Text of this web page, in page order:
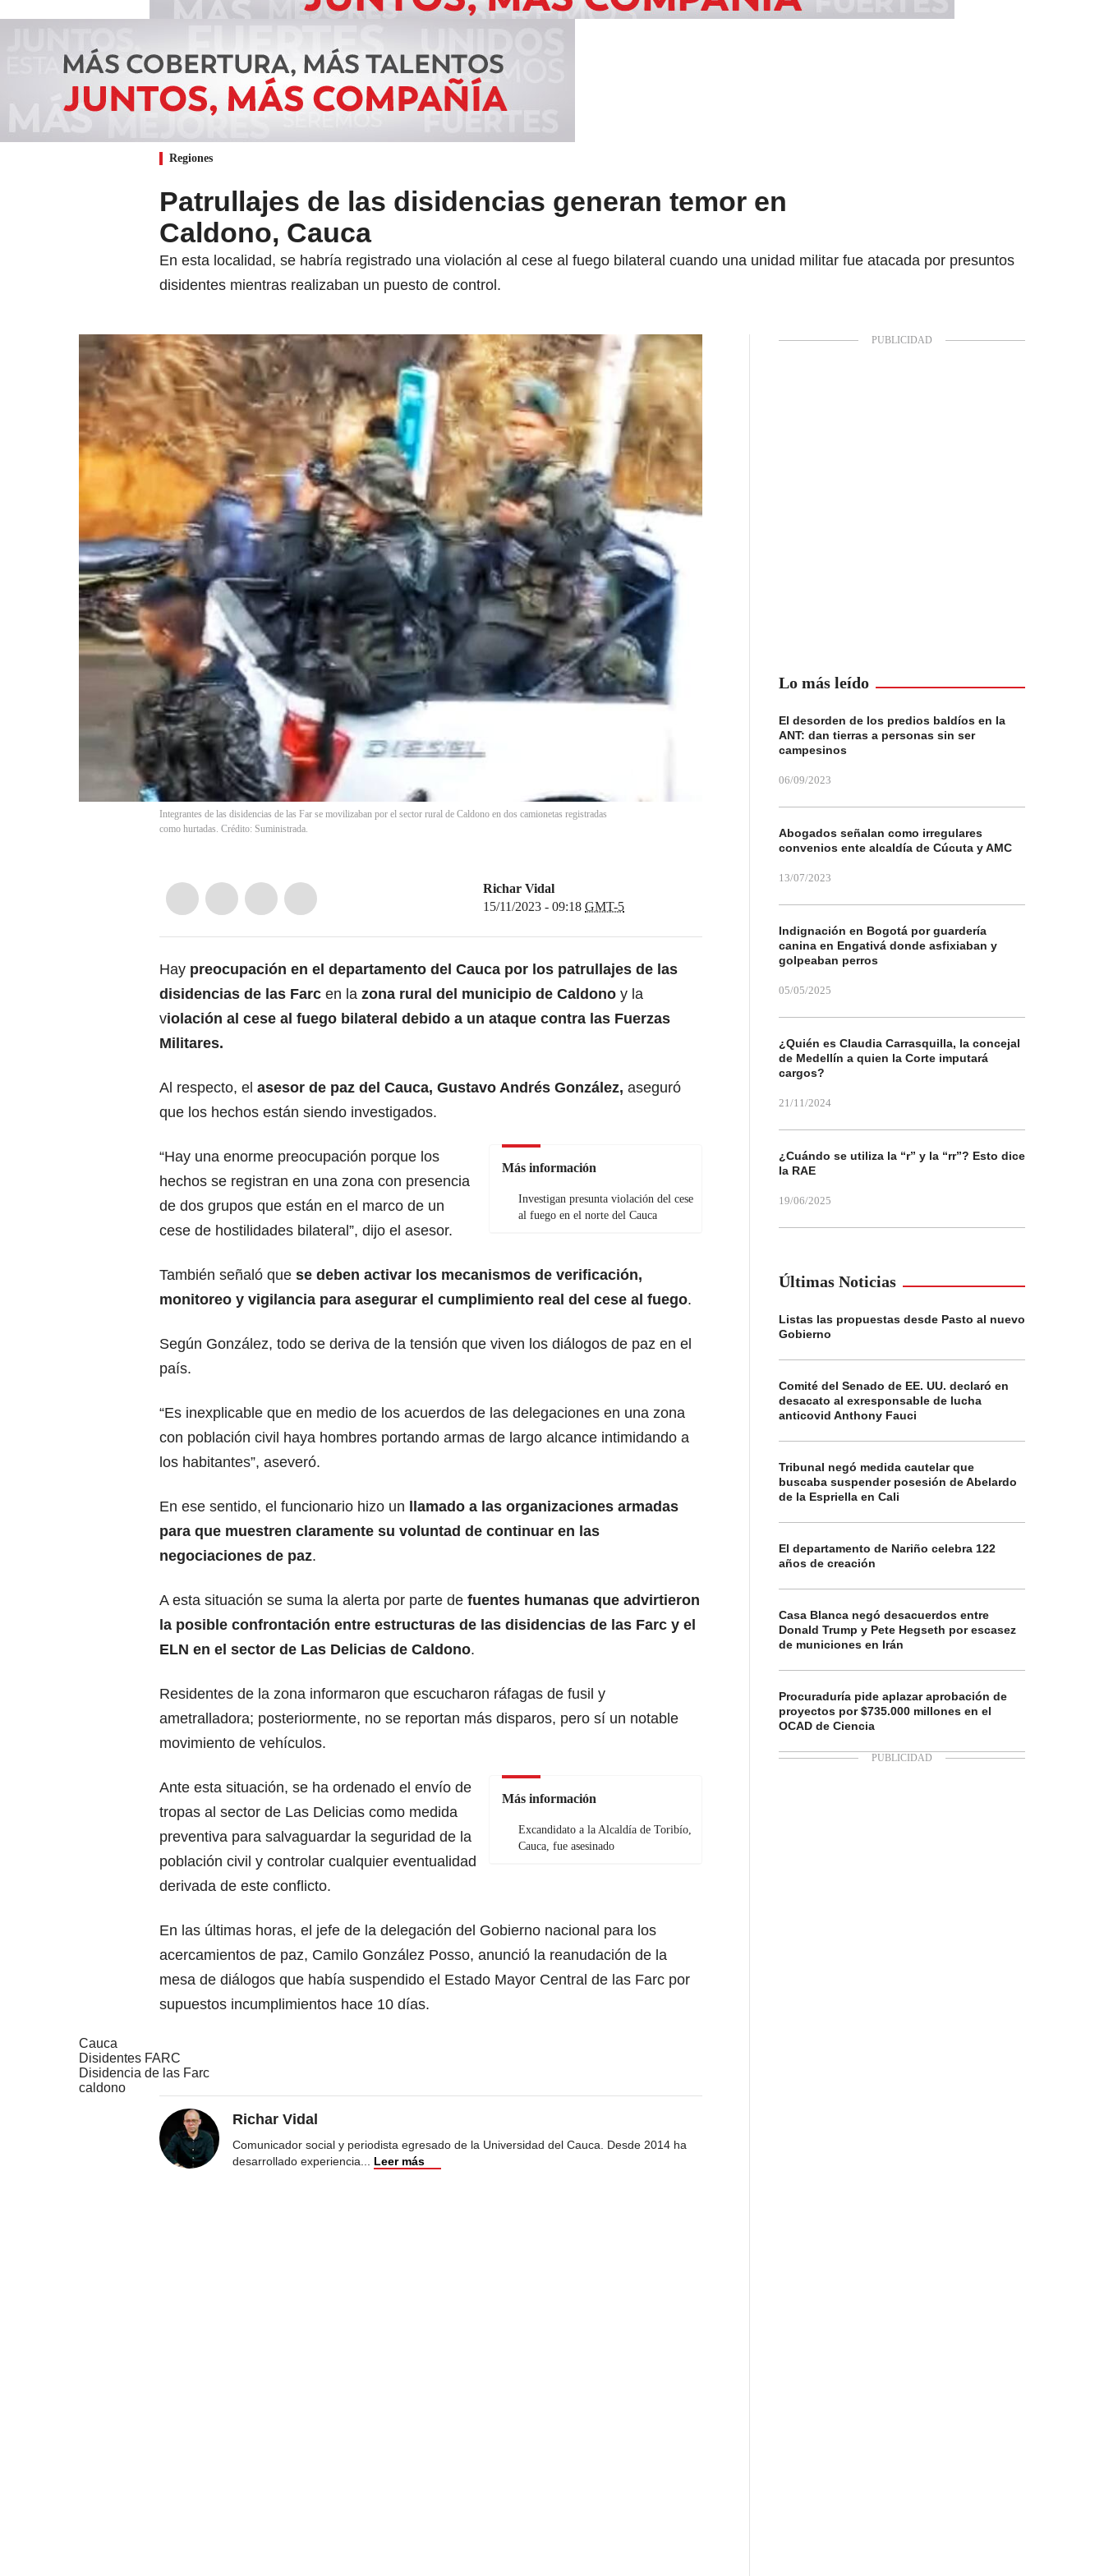
Regiones
Patrullajes de las disidencias generan temor en
Caldono, Cauca
En esta localidad, se habría registrado una violación al cese al fuego bilateral cuando una unidad militar fue atacada por presuntos
disidentes mientras realizaban un puesto de control.
Integrantes de las disidencias de las Far se movilizaban por el sector rural de Caldono en dos camionetas registradas
como hurtadas. Crédito: Suministrada.
Richar Vidal
15/11/2023 - 09:18 GMT-5
Hay preocupación en el departamento del Cauca por los patrullajes de las
disidencias de las Farc en la zona rural del municipio de Caldono y la
violación al cese al fuego bilateral debido a un ataque contra las Fuerzas
Militares.
Al respecto, el asesor de paz del Cauca, Gustavo Andrés González, aseguró
que los hechos están siendo investigados.
Más información
Investigan presunta violación del cese
al fuego en el norte del Cauca
“Hay una enorme preocupación porque los
hechos se registran en una zona con presencia
de dos grupos que están en el marco de un
cese de hostilidades bilateral”, dijo el asesor.
También señaló que se deben activar los mecanismos de verificación,
monitoreo y vigilancia para asegurar el cumplimiento real del cese al fuego.
Según González, todo se deriva de la tensión que viven los diálogos de paz en el
país.
“Es inexplicable que en medio de los acuerdos de las delegaciones en una zona
con población civil haya hombres portando armas de largo alcance intimidando a
los habitantes”, aseveró.
En ese sentido, el funcionario hizo un
llamado a las organizaciones armadas
para que muestren claramente su voluntad de continuar en las
negociaciones de paz.
A esta situación se suma la alerta por parte de fuentes humanas que advirtieron
la posible confrontación entre estructuras de las disidencias de las Farc y el
ELN en el sector de Las Delicias de Caldono.
Residentes de la zona informaron que escucharon ráfagas de fusil y
ametralladora; posteriormente, no se reportan más disparos, pero sí un notable
movimiento de vehículos.
Más información
Excandidato a la Alcaldía de Toribío,
Cauca, fue asesinado
Ante esta situación, se ha ordenado el envío de
tropas al sector de Las Delicias como medida
preventiva para salvaguardar la seguridad de la
población civil y controlar cualquier eventualidad
derivada de este conflicto.
En las últimas horas, el jefe de la delegación del Gobierno nacional para los
acercamientos de paz, Camilo González Posso, anunció la reanudación de la
mesa de diálogos que había suspendido el Estado Mayor Central de las Farc por
supuestos incumplimientos hace 10 días.
Cauca
Disidentes FARC
Disidencia de las Farc
caldono
Richar Vidal
Comunicador social y periodista egresado de la Universidad del Cauca. Desde 2014 ha
desarrollado experiencia... Leer más
Lo más leído
El desorden de los predios baldíos en la
ANT: dan tierras a personas sin ser
campesinos
06/09/2023
Abogados señalan como irregulares
convenios ente alcaldía de Cúcuta y AMC
13/07/2023
Indignación en Bogotá por guardería
canina en Engativá donde asfixiaban y
golpeaban perros
05/05/2025
¿Quién es Claudia Carrasquilla, la concejal
de Medellín a quien la Corte imputará
cargos?
21/11/2024
¿Cuándo se utiliza la “r” y la “rr”? Esto dice
la RAE
19/06/2025
Últimas Noticias
Listas las propuestas desde Pasto al nuevo
Gobierno
Comité del Senado de EE. UU. declaró en
desacato al exresponsable de lucha
anticovid Anthony Fauci
Tribunal negó medida cautelar que
buscaba suspender posesión de Abelardo
de la Espriella en Cali
El departamento de Nariño celebra 122
años de creación
Casa Blanca negó desacuerdos entre
Donald Trump y Pete Hegseth por escasez
de municiones en Irán
Procuraduría pide aplazar aprobación de
proyectos por $735.000 millones en el
OCAD de Ciencia